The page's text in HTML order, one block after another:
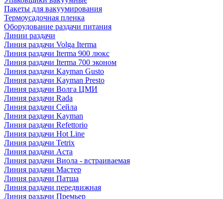
Пакеты для вакуумирования
Термоусадочная пленка
Оборудование раздачи питания
Линии раздачи
Линия раздачи Volga Iterma
Линия раздачи Iterma 900 люкс
Линия раздачи Iterma 700 эконом
Линия раздачи Kayman Gusto
Линия раздачи Kayman Presto
Линия раздачи Волга ЦМИ
Линия раздачи Rada
Линия раздачи Сейла
Линия раздачи Kayman
Линия раздачи Refettorio
Линия раздачи Hot Line
Линия раздачи Tetrix
Линия раздачи Аста
Линия раздачи Виола - встраиваемая
Линия раздачи Мастер
Линия раздачи Патша
Линия раздачи передвижная
Линия раздачи Премьер